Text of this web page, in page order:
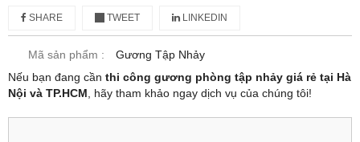
SHARE TWEET LINKEDIN
Mã sản phẩm :
Gương Tập Nhảy
Nếu bạn đang cần thi công gương phòng tập nhảy giá rẻ tại Hà
Nội và TP.HCM , hãy tham khảo ngay dịch vụ của chúng tôi!